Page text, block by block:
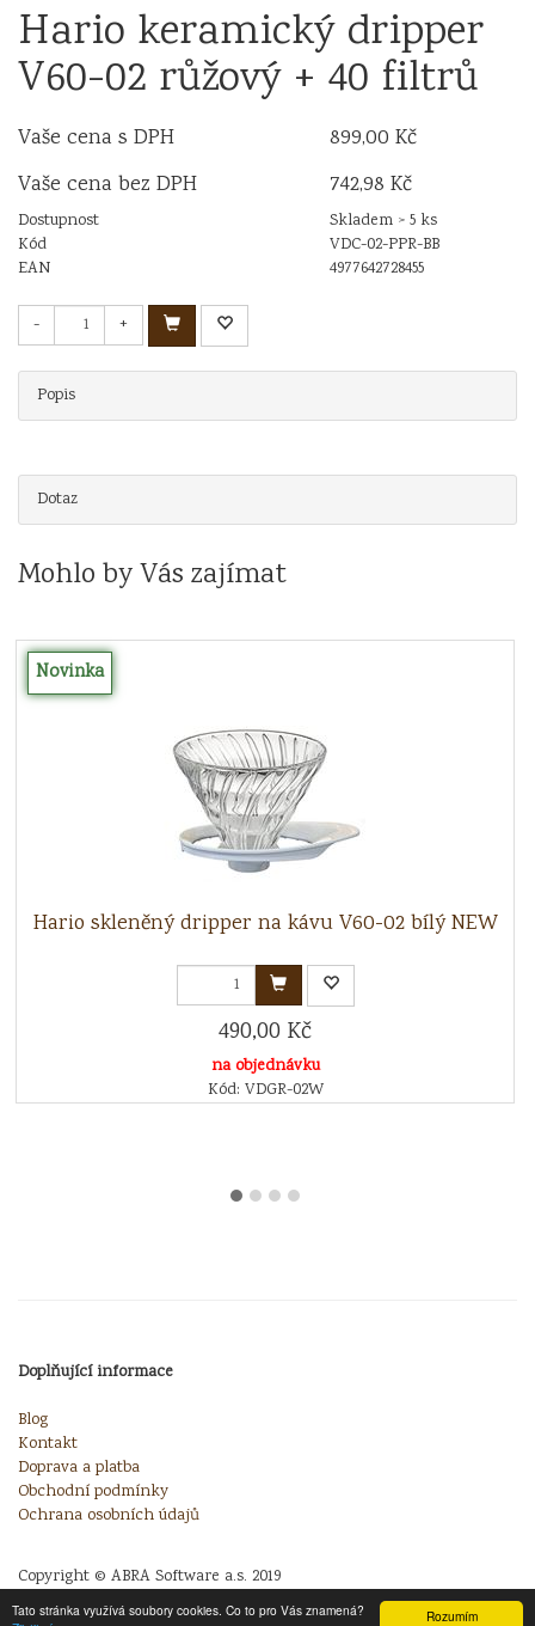
Rozumím
Tato stránka využívá soubory cookies. Co to pro Vás znamená?
Hario keramický dripper
V60-02 růžový + 40 filtrů
Vaše cena s DPH
899,00 Kč
Vaše cena bez DPH
742,98 Kč
Dostupnost
Skladem > 5 ks
Kód
VDC-02-PPR-BB
EAN
4977642728455
- +
Popis
Dotaz
Mohlo by Vás zajímat
Novinka
Hario skleněný dripper na kávu V60-02 bílý NEW
490,00 Kč
na objednávku
Kód: VDGR-02W
Doplňující informace
Blog
Kontakt
Doprava a platba
Obchodní podmínky
Ochrana osobních údajů
Copyright © ABRA Software a.s. 2019